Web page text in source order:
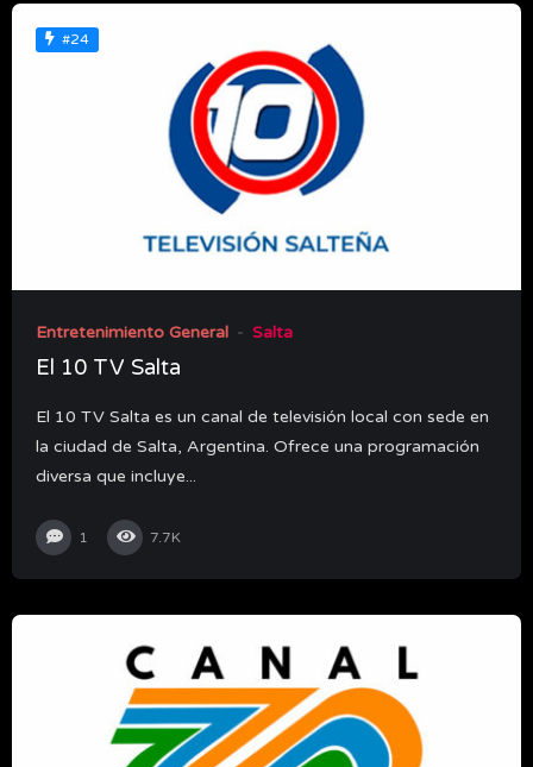
#24
Entretenimiento General Salta
El 10 TV Salta
El 10 TV Salta es un canal de televisión local con sede en
la ciudad de Salta, Argentina. Ofrece una programación
diversa que incluye...
1 7.7K